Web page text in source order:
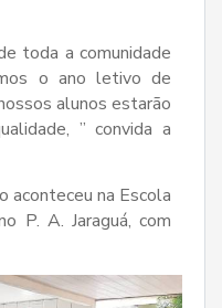
toda a comunidade
o ano letivo de
alunos estarão
” convida a
aconteceu na Escola
P. A. Jaraguá, com